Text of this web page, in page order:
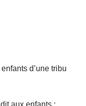
d’une tribu
aux enfants :